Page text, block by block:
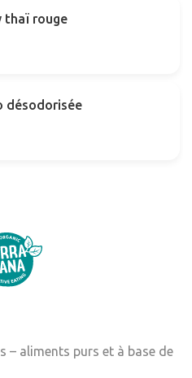
thaï rouge
désodorisée
– aliments purs et à base de